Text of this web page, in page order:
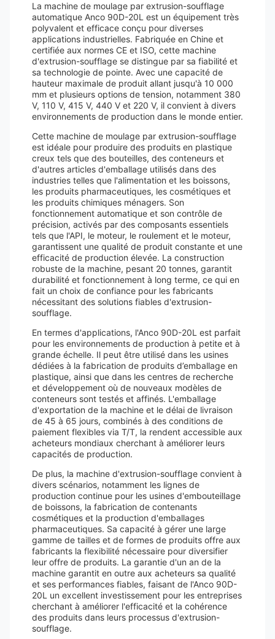
La machine de moulage par extrusion-soufflage
automatique Anco 90D-20L est un équipement très
polyvalent et efficace conçu pour diverses
applications industrielles. Fabriquée en Chine et
certifiée aux normes CE et ISO, cette machine
d'extrusion-soufflage se distingue par sa fiabilité et
sa technologie de pointe. Avec une capacité de
hauteur maximale de produit allant jusqu'à 10 000
mm et plusieurs options de tension, notamment 380
V, 110 V, 415 V, 440 V et 220 V, il convient à divers
environnements de production dans le monde entier.
Cette machine de moulage par extrusion-soufflage
est idéale pour produire des produits en plastique
creux tels que des bouteilles, des conteneurs et
d'autres articles d'emballage utilisés dans des
industries telles que l'alimentation et les boissons,
les produits pharmaceutiques, les cosmétiques et
les produits chimiques ménagers. Son
fonctionnement automatique et son contrôle de
précision, activés par des composants essentiels
tels que l'API, le moteur, le roulement et le moteur,
garantissent une qualité de produit constante et une
efficacité de production élevée. La construction
robuste de la machine, pesant 20 tonnes, garantit
durabilité et fonctionnement à long terme, ce qui en
fait un choix de confiance pour les fabricants
nécessitant des solutions fiables d'extrusion-
soufflage.
En termes d'applications, l'Anco 90D-20L est parfait
pour les environnements de production à petite et à
grande échelle. Il peut être utilisé dans les usines
dédiées à la fabrication de produits d’emballage en
plastique, ainsi que dans les centres de recherche
et développement où de nouveaux modèles de
conteneurs sont testés et affinés. L'emballage
d'exportation de la machine et le délai de livraison
de 45 à 65 jours, combinés à des conditions de
paiement flexibles via T/T, la rendent accessible aux
acheteurs mondiaux cherchant à améliorer leurs
capacités de production.
De plus, la machine d'extrusion-soufflage convient à
divers scénarios, notamment les lignes de
production continue pour les usines d'embouteillage
de boissons, la fabrication de contenants
cosmétiques et la production d'emballages
pharmaceutiques. Sa capacité à gérer une large
gamme de tailles et de formes de produits offre aux
fabricants la flexibilité nécessaire pour diversifier
leur offre de produits. La garantie d'un an de la
machine garantit en outre aux acheteurs sa qualité
et ses performances fiables, faisant de l'Anco 90D-
20L un excellent investissement pour les entreprises
cherchant à améliorer l'efficacité et la cohérence
des produits dans leurs processus d'extrusion-
soufflage.